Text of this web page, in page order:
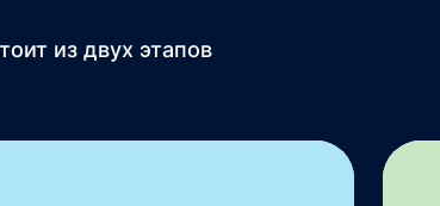
из двух этапов